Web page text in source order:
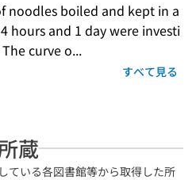
noodles boiled and kept in a
hours and 1 day were investi
curve o...
すべて見る
蔵
ている各図書館等から取得した所